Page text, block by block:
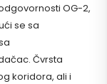
OG-2,
se sa
Čvrsta
koridora, ali i